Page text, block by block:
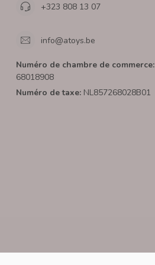
+323 808 13 07
info@atoys.be
Numéro de chambre de commerce:
68018908
Numéro de taxe: NL857268028B01